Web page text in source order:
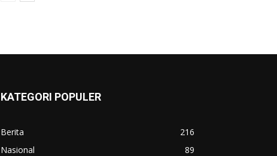
KATEGORI POPULER
Berita
216
Nasional
89